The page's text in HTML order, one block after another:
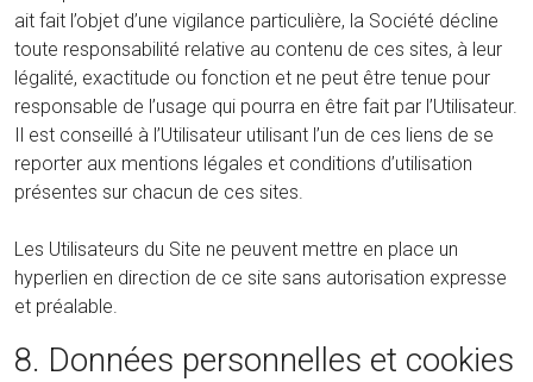
ait fait l’objet d’une vigilance particulière, la Société décline
toute responsabilité relative au contenu de ces sites, à leur
légalité, exactitude ou fonction et ne peut être tenue pour
responsable de l’usage qui pourra en être fait par l’Utilisateur.
Il est conseillé à l’Utilisateur utilisant l’un de ces liens de se
reporter aux mentions légales et conditions d’utilisation
présentes sur chacun de ces sites.
Les Utilisateurs du Site ne peuvent mettre en place un
hyperlien en direction de ce site sans autorisation expresse
et préalable.
8. Données personnelles et cookies